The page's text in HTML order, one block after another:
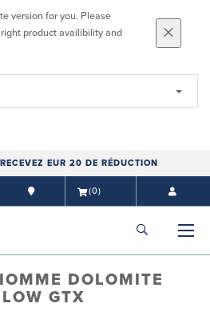
version for you. Please
product availibility and
EUR 20 DE RÉDUCTION
(0)
DOLOMITE
GTX